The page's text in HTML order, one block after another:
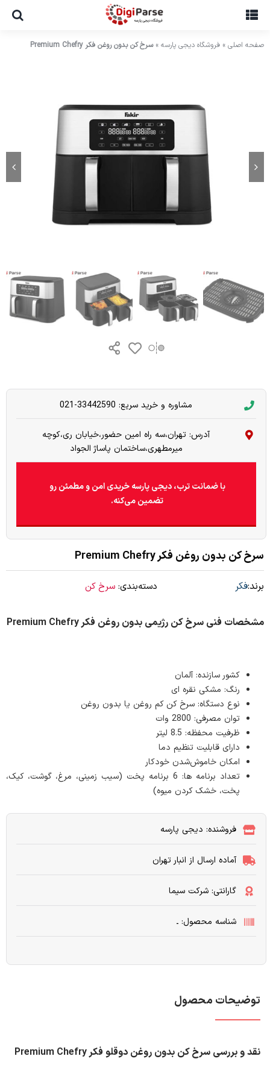
صفحه اصلی » فروشگاه دیجی پارسه »سرخ کن بدون روغن فکر Premium Chefry
مشاوره و خرید سریع: 33442590-021
آدرس: تهران،سه راه امین حضور،خیابان ری،کوچه
میرمطهری،ساختمان پاساژ الجواد
با ضمانت ترب، دیجی پارسه خریدی امن و مطمئن رو
تضمین می‌کنه.
سرخ کن بدون روغن فکر Premium Chefry
برند:فکر دسته‌بندی: سرخ کن
مشخصات فنی سرخ کن رژیمی بدون روغن فکر Premium Chefry
کشور سازنده: آلمان
رنگ: مشکی نقره ای
نوع دستگاه: سرخ کن کم روغن یا بدون روغن
توان مصرفی: 2800 وات
ظرفیت محفظه: 8.5 لیتر
دارای قابلیت تنظیم دما
امکان خاموش‌شدن خودکار
تعداد برنامه ها: 6 برنامه پخت (سیب زمینی، مرغ، گوشت، کیک،
پخت، خشک کردن میوه)
فروشنده: دیجی پارسه
آماده ارسال از انبار تهران
گارانتی: شرکت سیما
شناسه محصول: ـ
توضیحات محصول
نقد و بررسی سرخ کن بدون روغن دوقلو فکر Premium Chefry